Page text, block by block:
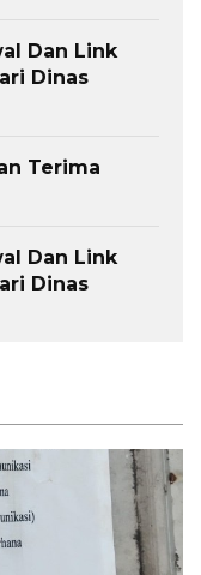
Dan Link
Dinas
Terima
Dan Link
Dinas